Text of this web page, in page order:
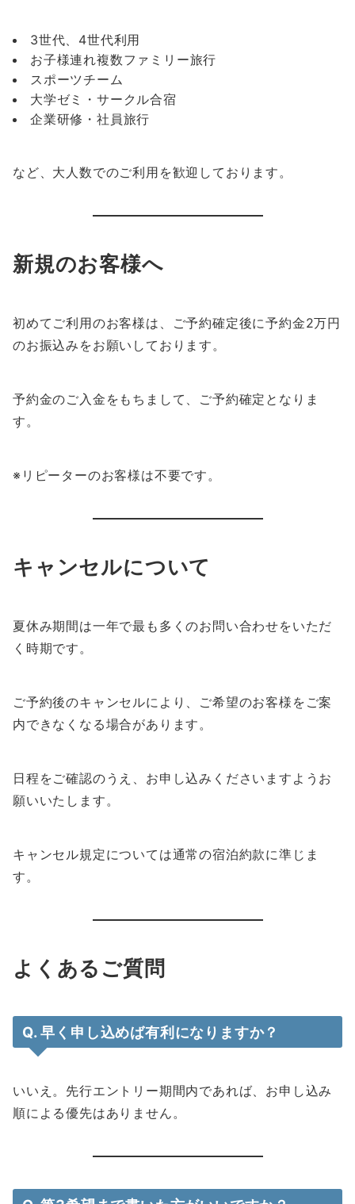
3世代、4世代利用
お子様連れ複数ファミリー旅行
スポーツチーム
大学ゼミ・サークル合宿
企業研修・社員旅行
など、大人数でのご利用を歓迎しております。
新規のお客様へ
初めてご利用のお客様は、ご予約確定後に予約金2万円
のお振込みをお願いしております。
予約金のご入金をもちまして、ご予約確定となりま
す。
※リピーターのお客様は不要です。
キャンセルについて
夏休み期間は一年で最も多くのお問い合わせをいただ
く時期です。
ご予約後のキャンセルにより、ご希望のお客様をご案
内できなくなる場合があります。
日程をご確認のうえ、お申し込みくださいますようお
願いいたします。
キャンセル規定については通常の宿泊約款に準じま
す。
よくあるご質問
Q. 早く申し込めば有利になりますか？
いいえ。先行エントリー期間内であれば、お申し込み
順による優先はありません。